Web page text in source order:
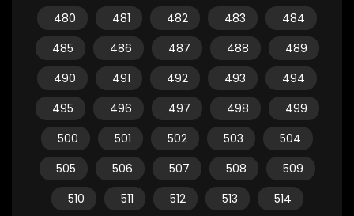
480 481 482 483
484
485
486 487 488
489
490
491 492 493
494
495
496 497 498
499
500
501 502 503
504
505
506 507 508
509
510
511 512 513
514